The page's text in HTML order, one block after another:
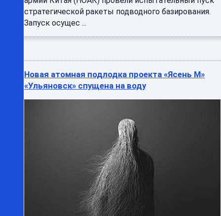
стратегической ракеты подводного базирования.
Запуск осущес ...
Новая атомная подлодка проекта «Ясень М»
«Ульяновск» спущена на воду